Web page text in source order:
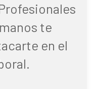
te
en el